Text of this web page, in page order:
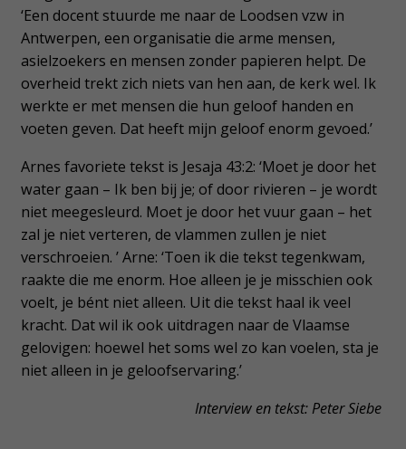
‘Een docent stuurde me naar de Loodsen vzw in
Antwerpen, een organisatie die arme mensen,
asielzoekers en mensen zonder papieren helpt. De
overheid trekt zich niets van hen aan, de kerk wel. Ik
werkte er met mensen die hun geloof handen en
voeten geven. Dat heeft mijn geloof enorm gevoed.’
Arnes favoriete tekst is Jesaja 43:2: ‘Moet je door het
water gaan – Ik ben bij je; of door rivieren – je wordt
niet meegesleurd. Moet je door het vuur gaan – het
zal je niet verteren, de vlammen zullen je niet
verschroeien. ’ Arne: ‘Toen ik die tekst tegenkwam,
raakte die me enorm. Hoe alleen je je misschien ook
voelt, je bént niet alleen. Uit die tekst haal ik veel
kracht. Dat wil ik ook uitdragen naar de Vlaamse
gelovigen: hoewel het soms wel zo kan voelen, sta je
niet alleen in je geloofservaring.’
Interview en tekst: Peter Siebe